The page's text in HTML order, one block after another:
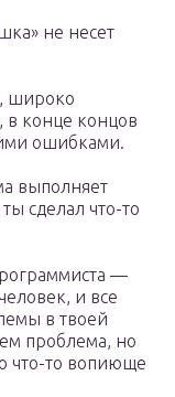
не несет
широко
конце концов
ошибками.
выполняет
сделал что-то
—
и все
в твоей
проблема, но
что-то вопиюще